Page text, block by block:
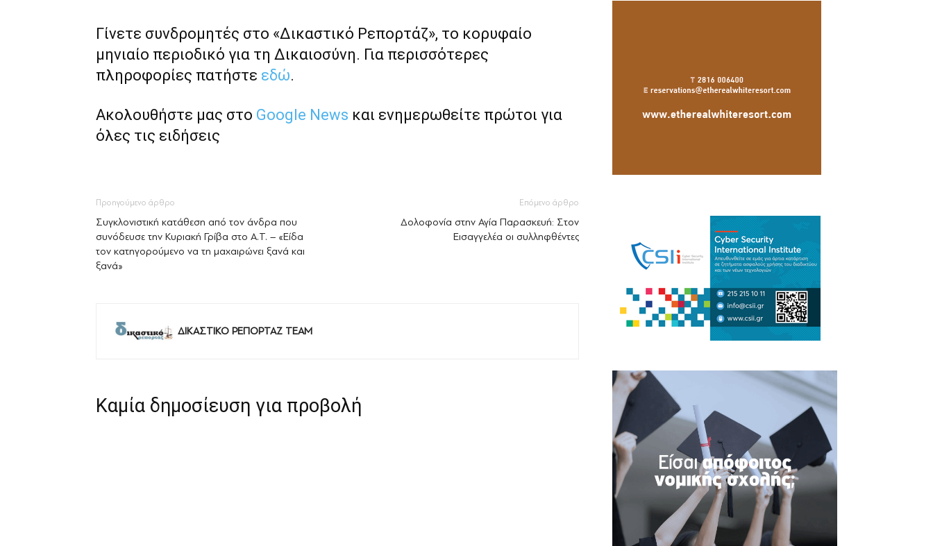
Γίνετε συνδρομητές στο «Δικαστικό Ρεπορτάζ», το κορυφαίο
μηνιαίο περιοδικό για τη Δικαιοσύνη. Για περισσότερες
πληροφορίες πατήστε εδώ.
Ακολουθήστε μας στο Google News και ενημερωθείτε πρώτοι για
όλες τις ειδήσεις
Προηγούμενο άρθρο
Συγκλονιστική κατάθεση από τον άνδρα που
συνόδευσε την Κυριακή Γρίβα στο Α.Τ. – «Είδα
τον κατηγορούμενο να τη μαχαιρώνει ξανά και
ξανά»
Επόμενο άρθρο
Δολοφονία στην Αγία Παρασκευή: Στον
Εισαγγελέα οι συλληφθέντες
ΔΙΚΑΣΤΙΚΟ ΡΕΠΟΡΤΑΖ TEAM
Καμία δημοσίευση για προβολή